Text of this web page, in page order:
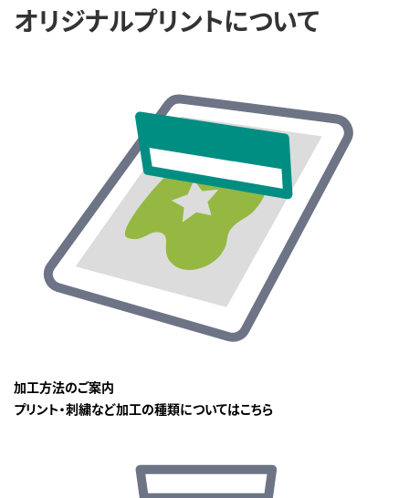
オリジナルプリントについて
加工方法のご案内
プリント・刺繍など加工の種類についてはこちら